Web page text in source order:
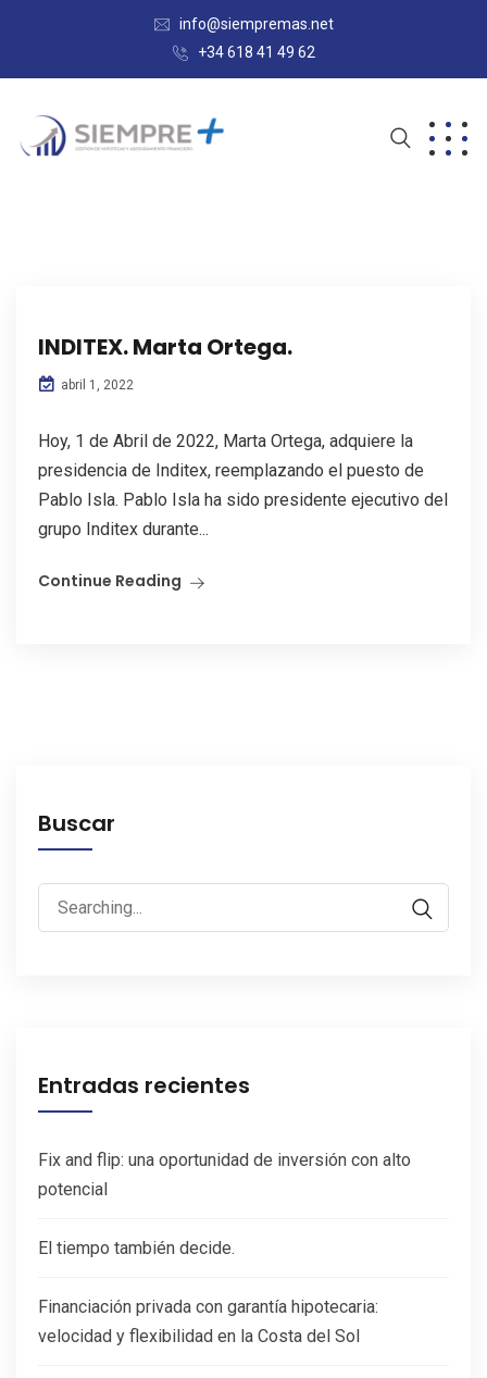
info@siempremas.net
+34 618 41 49 62
INDITEX. Marta Ortega.
abril 1, 2022
Hoy, 1 de Abril de 2022, Marta Ortega, adquiere la
presidencia de Inditex, reemplazando el puesto de
Pablo Isla. Pablo Isla ha sido presidente ejecutivo del
grupo Inditex durante...
Continue Reading
Buscar
Search
for:
Entradas recientes
Fix and flip: una oportunidad de inversión con alto
potencial
El tiempo también decide.
Financiación privada con garantía hipotecaria:
velocidad y flexibilidad en la Costa del Sol